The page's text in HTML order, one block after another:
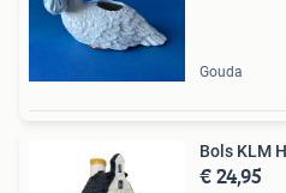
Gouda
Bols KLM
€ 24,95